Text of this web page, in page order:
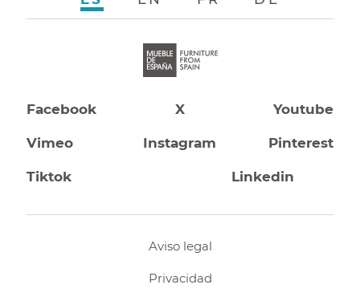
Facebook X Youtube
Vimeo Instagram Pinterest
Tiktok Linkedin
Aviso legal
Privacidad